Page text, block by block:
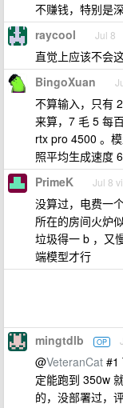
不赚钱，特别是
raycool Jul 8
直觉上应该不会
BingoXuan
不算输入，只有
来算，7 毛 5 每
rtx pro 4500 。
照平均生成速度
PrimeK Jul 8
没算过，电费一
所在的房间火炉
垃圾得一 b ，又
端模型才行
mingtdlb OP
@VeteranCat #1
定能跑到 350w
的，没部署过，